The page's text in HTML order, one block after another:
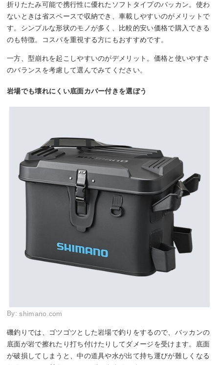
折りたたみ可能で携行性に優れたソフトタイプのバッカン。使わ
ないときは省スペースで収納でき、車載しやすいのがメリットで
す。シンプルな形状のモノが多く、比較的安い価格で購入できる
のも特徴。コスパを重視する方にもおすすめです。
一方、型崩れを起こしやすいのがデメリット。価格と使いやすさ
のバランスを考慮して選んでみてください。
岩場でも壊れにくい底面カバー付きを選ぼう
By: shimano.com
磯釣りでは、ゴツゴツとした岩場で釣りをするので、バッカンの
底面が岩で擦れたり打ち付けたりしてダメージを受けます。底面
が破損してしまうと、中の道具や水が出て持ち運びが難しくなる